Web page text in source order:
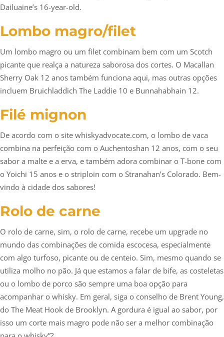
Dailuaine’s 16-year-old.
Lombo magro/filet
Um lombo magro ou um filet combinam bem com um Scotch
picante que realça a natureza saborosa dos cortes. O Macallan
Sherry Oak 12 anos também funciona aqui, mas outras opções
incluem Bruichladdich The Laddie 10 e Bunnahabhain 12.
Filé mignon
De acordo com o site whiskyadvocate.com, o lombo de vaca
combina na perfeição com o Auchentoshan 12 anos, com o seu
sabor a malte e a erva, e também adora combinar o T-bone com
o Yoichi 15 anos e o striploin com o Stranahan’s Colorado. Bem-
vindo à cidade dos sabores!
Rolo de carne
O rolo de carne, sim, o rolo de carne, recebe um upgrade no
mundo das combinações de comida escocesa, especialmente
com algo turfoso, picante ou de centeio. Sim, mesmo quando se
utiliza molho no pão. Já que estamos a falar de bife, as costeletas
ou o lombo de porco são sempre uma boa opção para
acompanhar o whisky. Em geral, siga o conselho de Brent Young,
do The Meat Hook de Brooklyn. A gordura é igual ao sabor, por
isso um corte mais magro pode não ser a melhor combinação